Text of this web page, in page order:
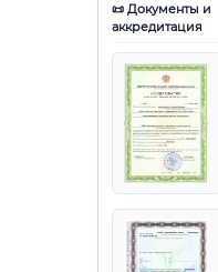
📜 Документы и
аккредитация